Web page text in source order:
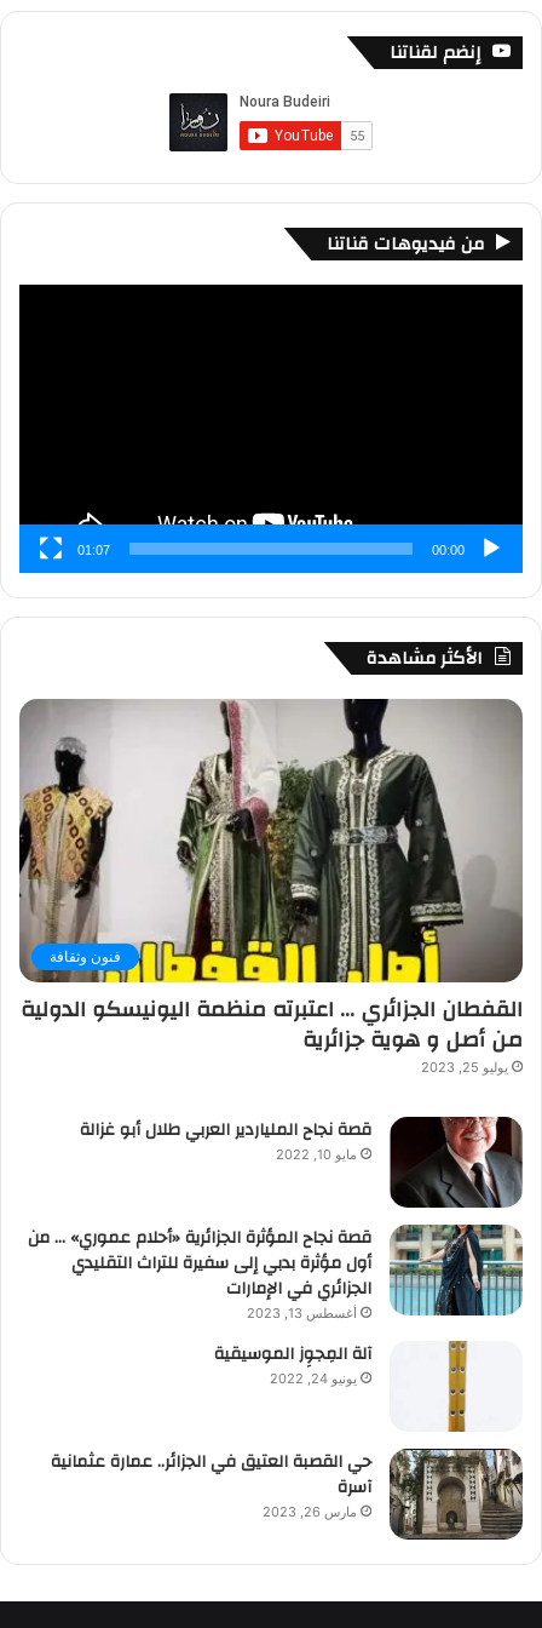
إنضم لقناتنا
من فيديوهات قناتنا
00:00
01:07
الأكثر مشاهدة
فنون وثقافة
القفطان الجزائري … اعتبرته منظمة اليونيسكو الدولية
من أصل و هوية جزائرية
يوليو 25, 2023
قصة نجاح الملياردير العربي طلال أبو غزالة
مايو 10, 2022
قصة نجاح المؤثرة الجزائرية «أحلام عموري» … من
أول مؤثرة بدبي إلى سفيرة للتراث التقليدي
الجزائري في الإمارات
أغسطس 13, 2023
آلة المِجوِز الموسيقية‎‎
يونيو 24, 2022
حي القصبة العتيق في الجزائر.. عمارة عثمانية
آسرة
مارس 26, 2023